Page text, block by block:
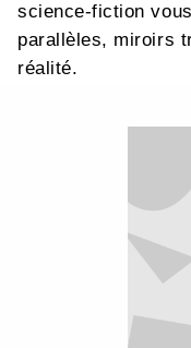
science-fiction
parallèles, miroirs
réalité.